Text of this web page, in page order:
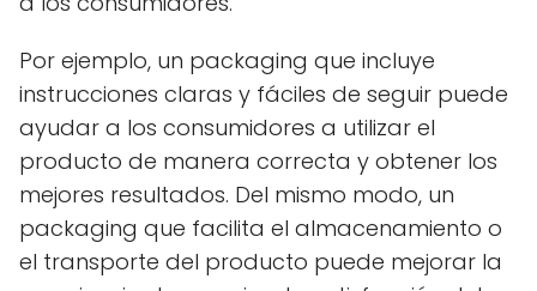
Por ejemplo, un packaging que incluye
instrucciones claras y fáciles de seguir puede
ayudar a los consumidores a utilizar el
producto de manera correcta y obtener los
mejores resultados. Del mismo modo, un
packaging que facilita el almacenamiento o
el transporte del producto puede mejorar la